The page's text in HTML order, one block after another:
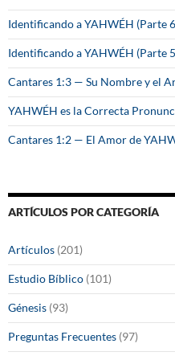
Identificando a YAHWÉH (Parte
Identificando a YAHWÉH (Parte
Cantares 1:3 — Su Nombre y el
Cantares 1:2 — El Amor de
ARTÍCULOS POR CATEGORÍA
Artículos (201)
Estudio Bíblico (101)
Génesis (93)
Preguntas Frecuentes (97)